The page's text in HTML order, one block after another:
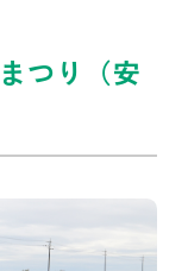
つり（安